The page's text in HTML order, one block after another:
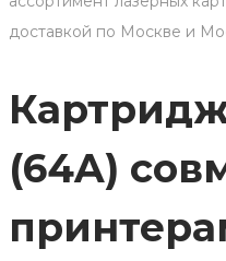
доставкой по Москве и
Картридж
(64A)